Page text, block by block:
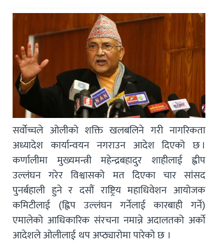
सर्वोच्चले ओलीको शक्ति खलबलिने गरी नागरिकता
अध्यादेश कार्यान्वयन नगराउन आदेश दिएको छ ।
कर्णालीमा मुख्यमन्त्री महेन्द्रबहादुर शाहीलाई ह्वीप
उल्लंघन गरेर विश्वासको मत दिएका चार सांसद
पुनर्बहाली हुने र दसौं राष्ट्रिय महाधिवेशन आयोजक
कमिटीलाई (ह्विप उल्लंघन गर्नेलाई कारबाही गर्ने)
एमालेको आधिकारिक संरचना नमान्ने अदालतको अर्को
आदेशले ओलीलाई थप अप्ठ्यारोमा पारेको छ ।